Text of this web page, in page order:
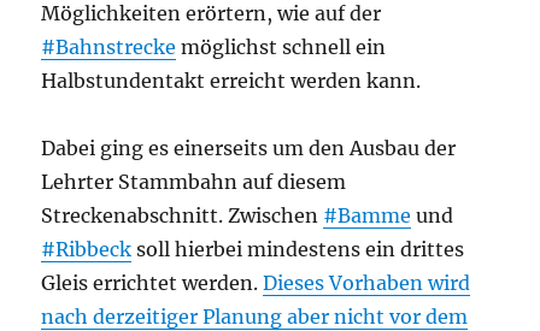
Möglichkeiten erörtern, wie auf der
#Bahnstrecke möglichst schnell ein
Halbstundentakt erreicht werden kann.
Dabei ging es einerseits um den Ausbau der
Lehrter Stammbahn auf diesem
Streckenabschnitt. Zwischen #Bamme und
#Ribbeck soll hierbei mindestens ein drittes
Gleis errichtet werden.Dieses Vorhaben wird
nach derzeitiger Planung aber nicht vor dem